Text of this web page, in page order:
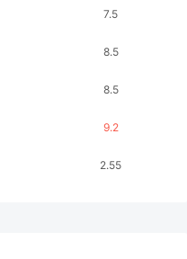
7.5
8.5
8.5
9.2
2.55